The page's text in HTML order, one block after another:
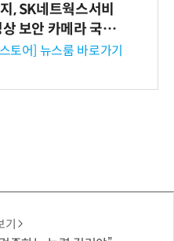
, SK네트웍스서비
보안 카메라 국내
파트너십 체결
토어] 뉴스룸 바로가기